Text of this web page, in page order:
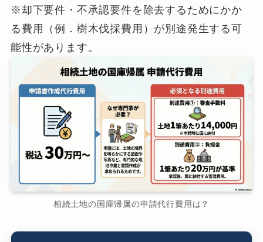
※却下要件・不承認要件を除去するためにかか
る費用（例．樹木伐採費用）が別途発生する可
能性があります。
相続土地の国庫帰属の申請代行費用は？